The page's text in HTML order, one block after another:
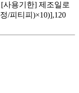
용기한] 제조일로
/피티피)×10)],120